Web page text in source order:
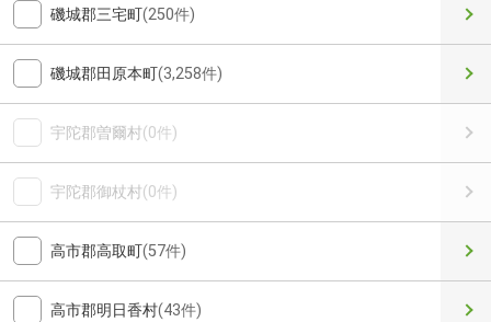
磯城郡三宅町(250件)
磯城郡田原本町(3,258件)
宇陀郡曽爾村(0件)
宇陀郡御杖村(0件)
高市郡高取町(57件)
高市郡明日香村(43件)